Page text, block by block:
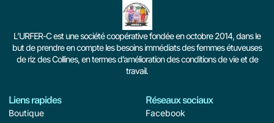
L’URFER-C est une société coopérative fondée en octobre 2014, dans le
but de prendre en compte les besoins immédiats des femmes étuveuses
de riz des Collines, en termes d’amélioration des conditions de vie et de
travail.
Liens rapides
Boutique
Réseaux sociaux
Facebook